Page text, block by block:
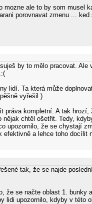
mozne ale to by som musel
porovnavat zmenu ...
by to mělo pracovat.
lidí. Ta která může
vyřešil )
práva kompletní. A tak
chtěl ošetřit. Tedy,
upozornilo, že se chystají
efektivně a lehce toho docílit
tak, že se najde
že se načte oblast 1. bunky
lidi upozornilo, kdyby v této